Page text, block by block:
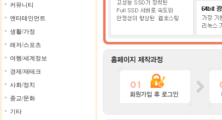
커뮤니티
엔터테인먼트
생활/가정
레저/스포츠
여행/세계정보
경제/재테크
사회/정치
종교/문화
기타